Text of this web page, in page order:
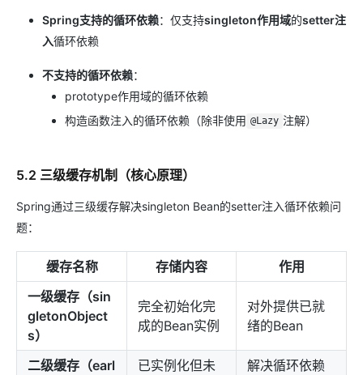
Spring支持的循环依赖：仅支持singleton作用域的setter注
入循环依赖
不支持的循环依赖：
prototype作用域的循环依赖
构造函数注入的循环依赖（除非使用 @Lazy 注解）
5.2 三级缓存机制（核心原理）
Spring通过三级缓存解决singleton Bean的setter注入循环依赖问
题：
缓存名称 存储内容
作用
一级缓存（sin
gletonObject
s）
完全初始化完
成的Bean实例
对外提供已就
绪的Bean
二级缓存（earl
已实例化但未
解决循环依赖